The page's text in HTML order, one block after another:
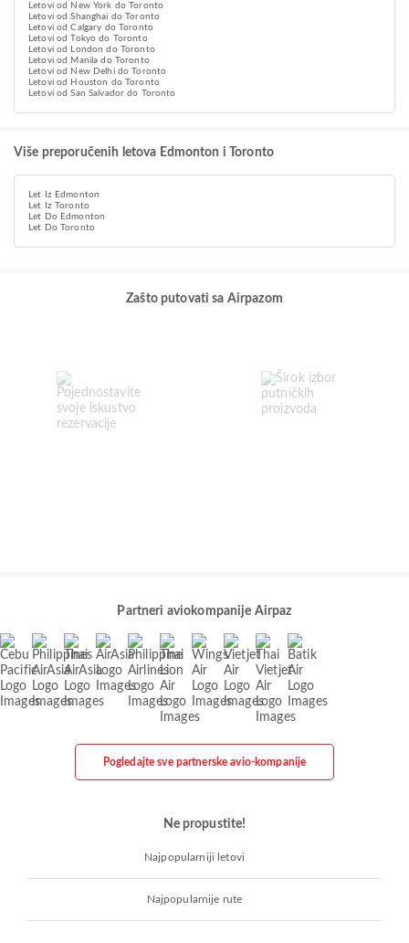
Letovi od New York do Toronto
Letovi od Shanghai do Toronto
Letovi od Calgary do Toronto
Letovi od Tokyo do Toronto
Letovi od London do Toronto
Letovi od Manila do Toronto
Letovi od New Delhi do Toronto
Letovi od Houston do Toronto
Letovi od San Salvador do Toronto
Više preporučenih letova Edmonton i Toronto
Let Iz Edmonton
Let Iz Toronto
Let Do Edmonton
Let Do Toronto
Zašto putovati sa Airpazom
Partneri aviokompanije Airpaz
Pogledajte sve partnerske avio-kompanije
Ne propustite!
Najpopularniji letovi
Najpopularnije rute